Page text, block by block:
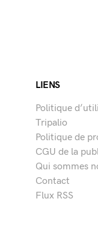
LIENS
Politique
Tripalio
Politique de
CGU de la
Qui sommes
Contact
Flux RSS